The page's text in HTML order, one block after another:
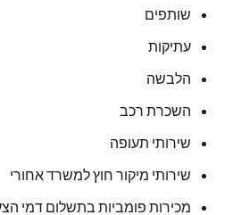
שותפים
עתיקות
הלבשה
השכרת רכב
שירותי תעופה
שירותי מיקור חוץ למשרד אחורי
מכירות פומביות בתשלום דמי